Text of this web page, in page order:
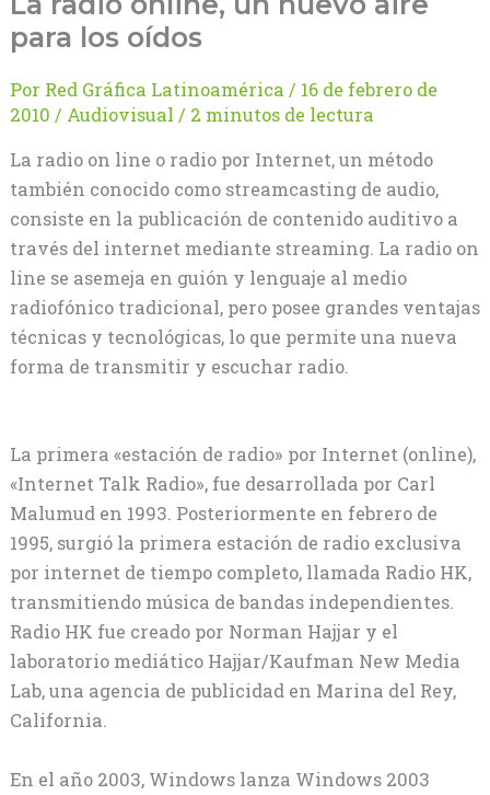
para los oídos
Por Red Gráfica Latinoamérica / 16 de febrero de
2010 / Audiovisual / 2 minutos de lectura
La radio on line o radio por Internet, un método
también conocido como streamcasting de audio,
consiste en la publicación de contenido auditivo a
través del internet mediante streaming. La radio on
line se asemeja en guión y lenguaje al medio
radiofónico tradicional, pero posee grandes ventajas
técnicas y tecnológicas, lo que permite una nueva
forma de transmitir y escuchar radio.
La primera «estación de radio» por Internet (online),
«Internet Talk Radio», fue desarrollada por Carl
Malumud en 1993. Posteriormente en febrero de
1995, surgió la primera estación de radio exclusiva
por internet de tiempo completo, llamada Radio HK,
transmitiendo música de bandas independientes.
Radio HK fue creado por Norman Hajjar y el
laboratorio mediático Hajjar/Kaufman New Media
Lab, una agencia de publicidad en Marina del Rey,
California.
En el año 2003, Windows lanza Windows 2003